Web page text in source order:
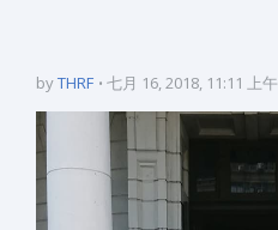
byTHRF 七月 16, 2018, 11:11 上午